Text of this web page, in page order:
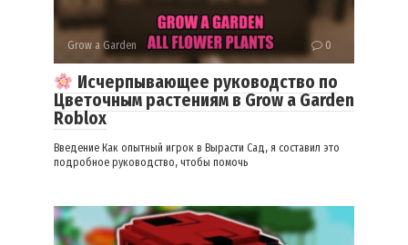
Grow a Garden 0
Исчерпывающее руководство по
Цветочным растениям в Grow a Garden
Roblox
Введение Как опытный игрок в Вырасти Сад, я составил это
подробное руководство, чтобы помочь